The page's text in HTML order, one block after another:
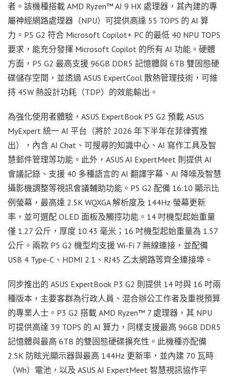
者。該機種搭載 AMD Ryzen™ AI 9 HX 處理器，其內建的專
屬神經網路處理器（NPU）可提供高達 55 TOPS 的 AI 算
力。P5 G2 符合 Microsoft Copilot+ PC 的最低 40 NPU TOPS
要求，能充分發揮 Microsoft Copilot 的所有 AI 功能。硬體
方面，P5 G2 最高支援 96GB DDR5 記憶體與 6TB 雙固態硬
碟儲存空間，並透過 ASUS ExpertCool 散熱管理技術，可維
持 45W 熱設計功耗（TDP）的效能輸出。
為強化使用者體驗，ASUS ExpertBook P5 G2 預載 ASUS
MyExpert 統一 AI 平台（將於 2026 年下半年在菲律賓推
出），內含 AI Chat、可搜尋的知識中心、AI 寫作工具及智
慧郵件管理等功能。此外，ASUS AI ExpertMeet 則提供 AI
會議記錄、支援 40 多種語言的 AI 翻譯字幕、AI 降噪及智慧
攝影機調整等視訊會議輔助功能。P5 G2 配備 16:10 顯示比
例螢幕，最高達 2.5K WQXGA 解析度及 144Hz 螢幕更新
率，並可選配 OLED 面板及觸控功能。14 吋機型起始重量
僅 1.27 公斤，厚度 10.43 毫米；16 吋機型起始重量為 1.57
公斤。兩款 P5 G2 機型均支援 Wi-Fi 7 無線連接，並配備
USB 4 Type-C、HDMI 2.1、RJ45 乙太網路等齊全連接埠。
同步推出的 ASUS ExpertBook P3 G2 則提供 14 吋與 16 吋兩
種版本，主要客群為行政人員、混合辦公工作者及重視預算
的專業人士。P3 G2 搭載 AMD Ryzen™ 7 處理器，其 NPU
可提供高達 39 TOPS 的 AI 算力，同樣支援最高 96GB DDR5
記憶體與最高 6TB 的雙固態硬碟擴充性。此機種亦配備
2.5K 防眩光顯示器與最高 144Hz 更新率，並內建 70 瓦時
（Wh）電池，以及 ASUS AI ExpertMeet 智慧視訊協作平